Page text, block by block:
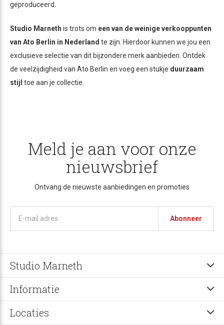
geproduceerd.
Studio Marneth is trots om een van de weinige verkooppunten
van Ato Berlin in Nederland te zijn. Hierdoor kunnen we jou een
exclusieve selectie van dit bijzondere merk aanbieden. Ontdek
de veelzijdigheid van Ato Berlin en voeg een stukje duurzaam
stijl toe aan je collectie.
Meld je aan voor onze
nieuwsbrief
Ontvang de nieuwste aanbiedingen en promoties
Abonneer
Studio Marneth
Informatie
Locaties